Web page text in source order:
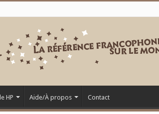
HP Aide/À propos Contact